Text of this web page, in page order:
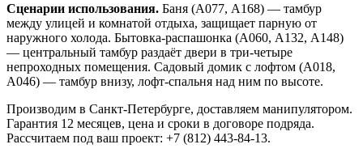
Сценарии использования. Баня (А077, А168) — тамбур
между улицей и комнатой отдыха, защищает парную от
наружного холода. Бытовка-распашонка (А060, А132, А148)
— центральный тамбур раздаёт двери в три-четыре
непроходных помещения. Садовый домик с лофтом (А018,
А046) — тамбур внизу, лофт-спальня над ним по высоте.
Производим в Санкт-Петербурге, доставляем манипулятором.
Гарантия 12 месяцев, цена и сроки в договоре подряда.
Рассчитаем под ваш проект: +7 (812) 443-84-13.